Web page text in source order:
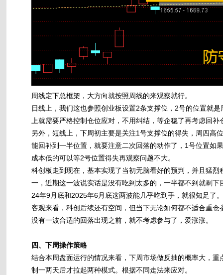
周线定下总框架，大方向就按照周线的来观察就行。
日线上，我们这也参照创业板设置2条支撑位，2号的位置就
上就需要严格控制仓位应对，不用纠结，等企稳了再考虑回补
另外，短线上，下周初主要是关注1号支撑位的得失，周四高
能回补到一半位置，就要注意二次回落的动作了，1号位置如
成本低的可以等2号位置得失再观察问题不大。
科创板走到现在，基本实现了当初无脑看好的预判，并且猛
一，近期这一波说实话是没有吃到太多的，一半都不到就剩
24年9月底和2025年6月底这两波能几乎吃到手，就很知足了。
客观来看，科创后续还有空间，但当下无论如何都不适合重
没有一波合适的回落出现之前，就不考虑参与了，爱涨涨。
四、下周操作策略
结合本周盘面运行的情况来看，下周市场做反抽的概率大，
制一两天后才拉起两种模式。根据不同走法来应对。